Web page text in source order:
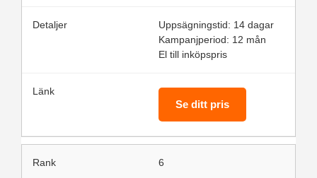
Uppsägningstid: 14 dagar
Kampanjperiod: 12 mån
El till inköpspris
Se ditt pris
6